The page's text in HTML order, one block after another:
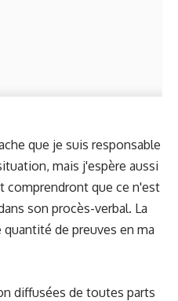
que je suis responsable
mais j'espère aussi
comprendront que ce n'est
son procès-verbal. La
de preuves en ma
diffusées de toutes parts